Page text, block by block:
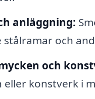
anläggning:
stålramar och
och
eller konstverk i